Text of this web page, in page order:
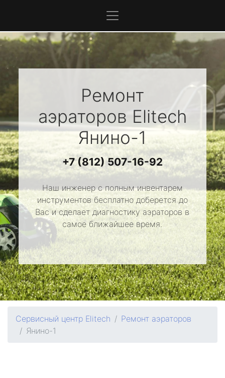
Ремонт
аэраторов Elitech
Янино-1
+7 (812) 507-16-92
Наш инженер с полным инвентарем
инструментов бесплатно доберется до
Вас и сделает диагностику аэраторов в
самое ближайшее время.
Сервисный центр Elitech
Ремонт аэраторов
Янино-1